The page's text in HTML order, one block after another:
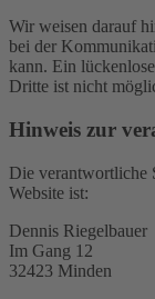
Wir weisen darauf
bei der
kann. Ein
Dritte ist nicht
Hinweis zur
Die verantwortliche
Website ist:
Dennis Riegelbauer
Im Gang 12
32423 Minden